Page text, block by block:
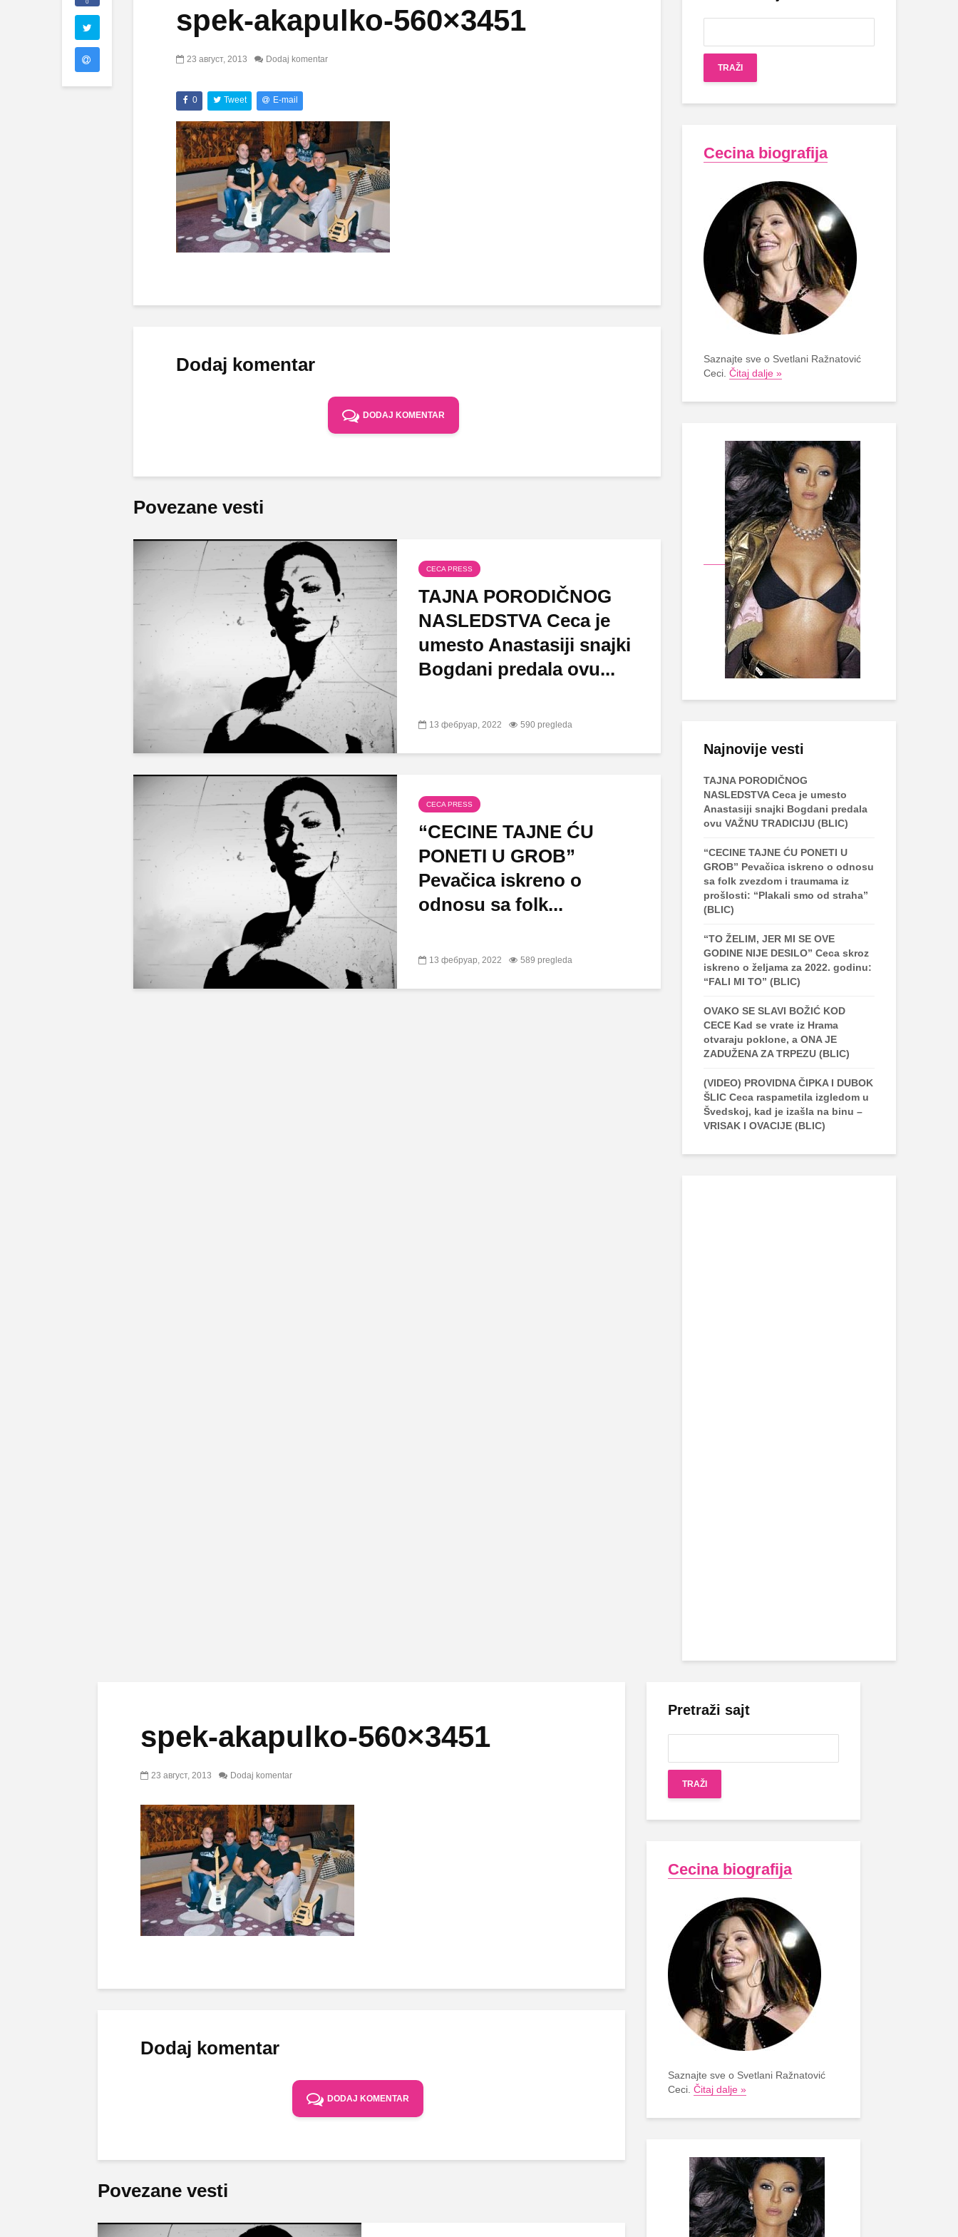
spek-akapulko-560×3451
23 август, 2013 Dodaj komentar
0 Tweet E-mail
Dodaj komentar
DODAJ KOMENTAR
Povezane vesti
CECA PRESS
TAJNA PORODIČNOG
NASLEDSTVA Ceca je
umesto Anastasiji snajki
Bogdani predala ovu...
13 фебруар, 2022 590 pregleda
CECA PRESS
“CECINE TAJNE ĆU
PONETI U GROB”
Pevačica iskreno o
odnosu sa folk...
13 фебруар, 2022 589 pregleda
Cecina biografija
Saznajte sve o Svetlani Ražnatović
Ceci. Čitaj dalje »
Najnovije vesti
TAJNA PORODIČNOG
NASLEDSTVA Ceca je umesto
Anastasiji snajki Bogdani predala
ovu VAŽNU TRADICIJU (BLIC)
“CECINE TAJNE ĆU PONETI U
GROB” Pevačica iskreno o odnosu
sa folk zvezdom i traumama iz
prošlosti: “Plakali smo od straha”
(BLIC)
“TO ŽELIM, JER MI SE OVE
GODINE NIJE DESILO” Ceca skroz
iskreno o željama za 2022. godinu:
“FALI MI TO” (BLIC)
OVAKO SE SLAVI BOŽIĆ KOD
CECE Kad se vrate iz Hrama
otvaraju poklone, a ONA JE
ZADUŽENA ZA TRPEZU (BLIC)
(VIDEO) PROVIDNA ČIPKA I DUBOK
ŠLIC Ceca raspametila izgledom u
Švedskoj, kad je izašla na binu –
VRISAK I OVACIJE (BLIC)
spek-akapulko-560×3451
23 август, 2013 Dodaj komentar
Dodaj komentar
DODAJ KOMENTAR
Povezane vesti
Pretraži sajt
Cecina biografija
Saznajte sve o Svetlani Ražnatović
Ceci. Čitaj dalje »